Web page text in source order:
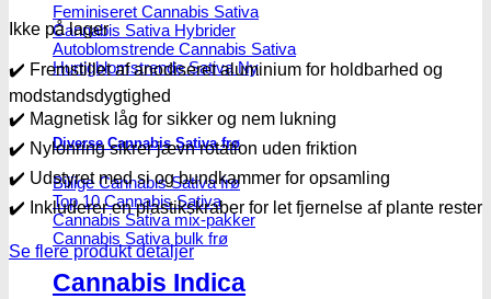
Feminiseret Cannabis Sativa
Cannabis Sativa Hybrider
Autoblomstrende Cannabis Sativa
Hurtigblomstrende Sativa
Diverse Cannabis Sativa frø
Billige Cannabis Sativa frø
Top 10 Cannabis Sativa
Cannabis Sativa mix-pakker
Cannabis Sativa bulk frø
Cannabis Indica
Ikke på lager
✔️ Fremstillet af anodiseret aluminium for holdbarhed og
modstandsdygtighed
✔️ Magnetisk låg for sikker og nem lukning
✔️ Nylonring sikrer jævn rotation uden friktion
✔️ Udstyret med si og bundkammer for opsamling
✔️ Inkluderer en plastikskraber for let fjernelse af plante rester
Se flere produkt detaljer